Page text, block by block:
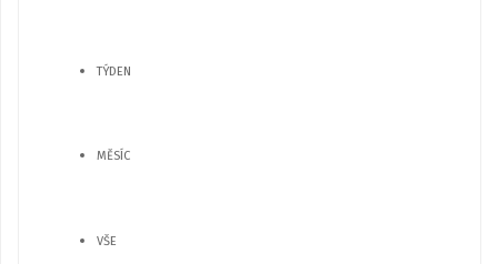
TÝDEN
MĚSÍC
VŠE